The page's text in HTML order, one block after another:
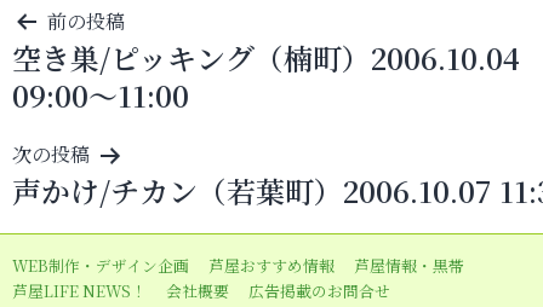
投
稿
ナ
ビ
ゲ
ー
シ
ョ
前の投稿
空き巣/ピッキング（楠町）2006.10.04
09:00～11:00
次の投稿
声かけ/チカン（若葉町）2006.10.07
WEB制作・デザイン企画 芦屋おすすめ情報
芦屋情報・黒帯
芦屋LIFE NEWS！
会社概要 広告掲載のお問合せ